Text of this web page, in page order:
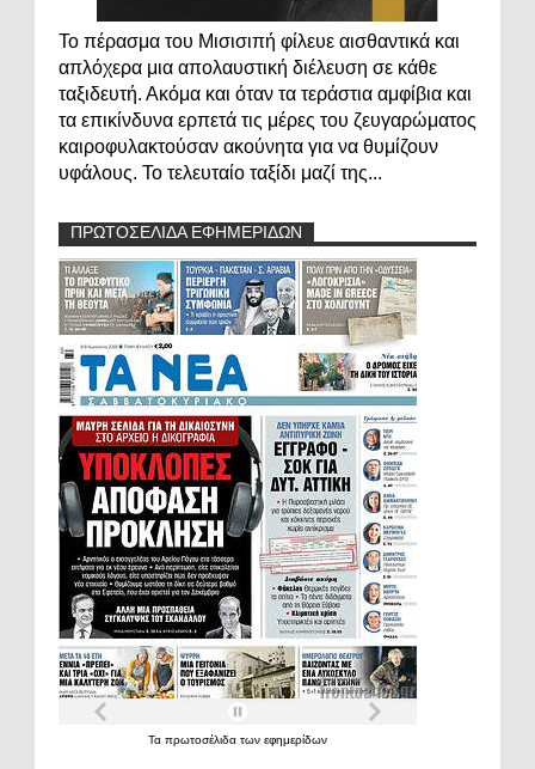
Το πέρασμα του Μισισιπή φίλευε αισθαντικά και
απλόχερα μια απολαυστική διέλευση σε κάθε
ταξιδευτή. Ακόμα και όταν τα τεράστια αμφίβια και
τα επικίνδυνα ερπετά τις μέρες του ζευγαρώματος
καιροφυλακτούσαν ακούνητα για να θυμίζουν
υφάλους. Το τελευταίο ταξίδι μαζί της...
ΠΡΩΤΟΣΕΛΙΔΑ ΕΦΗΜΕΡΙΔΩΝ
Τα πρωτοσέλιδα των εφημερίδων